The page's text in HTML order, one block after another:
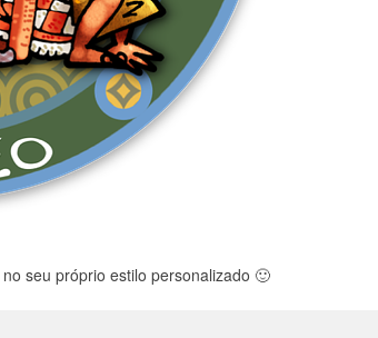
no seu próprio estilo personalizado 🙂